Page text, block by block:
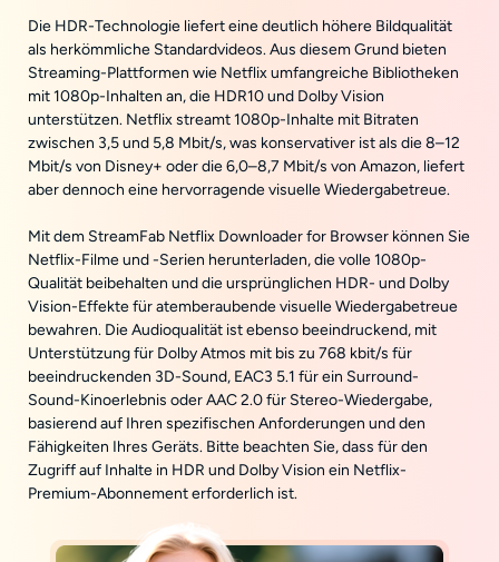
Die HDR-Technologie liefert eine deutlich höhere Bildqualität
als herkömmliche Standardvideos. Aus diesem Grund bieten
Streaming-Plattformen wie Netflix umfangreiche Bibliotheken
mit 1080p-Inhalten an, die HDR10 und Dolby Vision
unterstützen. Netflix streamt 1080p-Inhalte mit Bitraten
zwischen 3,5 und 5,8 Mbit/s, was konservativer ist als die 8–12
Mbit/s von Disney+ oder die 6,0–8,7 Mbit/s von Amazon, liefert
aber dennoch eine hervorragende visuelle Wiedergabetreue.
Mit dem StreamFab Netflix Downloader for Browser können Sie
Netflix-Filme und -Serien herunterladen, die volle 1080p-
Qualität beibehalten und die ursprünglichen HDR- und Dolby
Vision-Effekte für atemberaubende visuelle Wiedergabetreue
bewahren. Die Audioqualität ist ebenso beeindruckend, mit
Unterstützung für Dolby Atmos mit bis zu 768 kbit/s für
beeindruckenden 3D-Sound, EAC3 5.1 für ein Surround-
Sound-Kinoerlebnis oder AAC 2.0 für Stereo-Wiedergabe,
basierend auf Ihren spezifischen Anforderungen und den
Fähigkeiten Ihres Geräts. Bitte beachten Sie, dass für den
Zugriff auf Inhalte in HDR und Dolby Vision ein Netflix-
Premium-Abonnement erforderlich ist.